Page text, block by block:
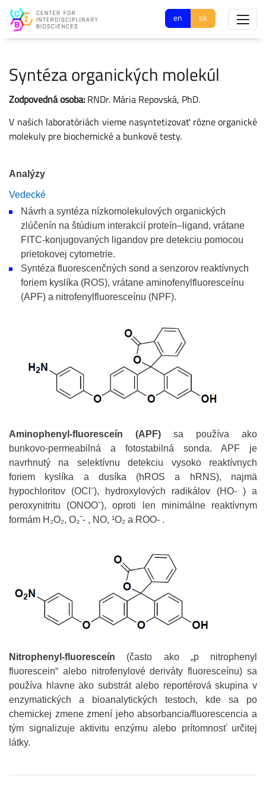
en sk
Syntéza organických molekúl
Zodpovedná osoba: RNDr. Mária Repovská, PhD.
V našich laboratóriách vieme nasyntetizovať rôzne organické
molekuly pre biochemické a bunkové testy.
Analýzy
Vedecké
Návrh a syntéza nízkomolekulových organických
zlúčenín na štúdium interakcií proteín–ligand, vrátane
FITC-konjugovaných ligandov pre detekciu pomocou
prietokovej cytometrie.
Syntéza fluorescenčných sond a senzorov reaktívnych
foriem kyslíka (ROS), vrátane aminofenylfluoresceínu
(APF) a nitrofenylfluoresceínu (NPF).
Aminophenyl-fluoresceín (APF) sa používa ako
bunkovo-permeabilná a fotostabilná sonda. APF je
navrhnutý na selektívnu detekciu vysoko reaktívnych
foriem kyslíka a dusíka (hROS a hRNS), najmä
hypochloritov (OClˉ), hydroxylových radikálov (HO- ) a
peroxynitritu (ONOOˉ), oproti len minimálne reaktívnym
formám H₂O₂, O₂ˉ- , NO, ¹O₂ a ROO- .
Nitrophenyl-fluoresceín (často ako „p nitrophenyl
fluorescein“ alebo nitrofenylové deriváty fluoresceínu) sa
používa hlavne ako substrát alebo reportérová skupina v
enzymatických a bioanalytických testoch, kde sa po
chemickej zmene zmení jeho absorbancia/fluorescencia a
tým signalizuje aktivitu enzýmu alebo prítomnosť určitej
látky.